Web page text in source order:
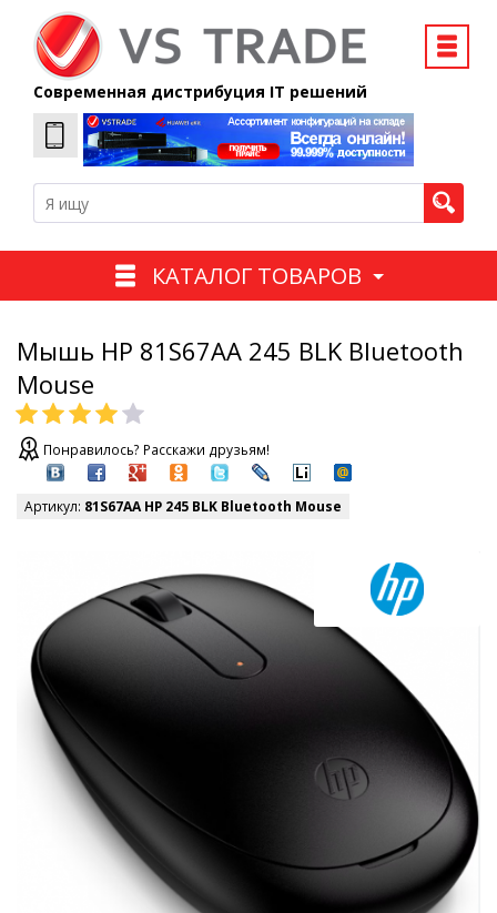
Современная дистрибуция IT решений
КАТАЛОГ ТОВАРОВ
Мышь HP 81S67AA 245 BLK Bluetooth
Mouse
Понравилось? Расскажи друзьям!
Артикул: 81S67AA HP 245 BLK Bluetooth Mouse